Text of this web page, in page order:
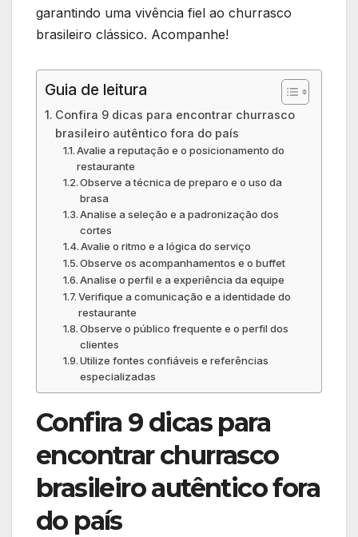
garantindo uma vivência fiel ao churrasco
brasileiro clássico. Acompanhe!
Guia de leitura
Confira 9 dicas para encontrar churrasco
brasileiro autêntico fora do país
Avalie a reputação e o posicionamento do
restaurante
Observe a técnica de preparo e o uso da
brasa
Analise a seleção e a padronização dos
cortes
Avalie o ritmo e a lógica do serviço
Observe os acompanhamentos e o buffet
Analise o perfil e a experiência da equipe
Verifique a comunicação e a identidade do
restaurante
Observe o público frequente e o perfil dos
clientes
Utilize fontes confiáveis e referências
especializadas
Confira 9 dicas para
encontrar churrasco
brasileiro autêntico fora
do país